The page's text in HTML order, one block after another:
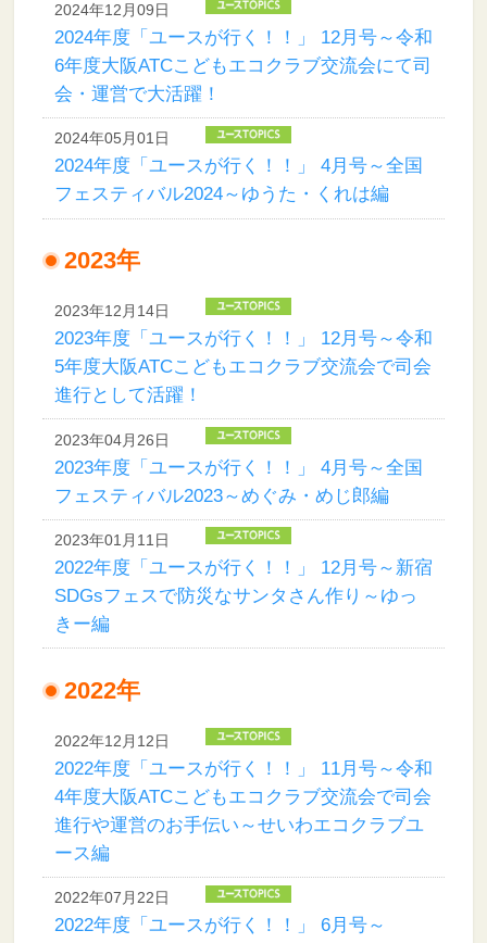
2024年12月09日
2024年度「ユースが行く！！」 12月号～令和
6年度大阪ATCこどもエコクラブ交流会にて司
会・運営で大活躍！
2024年05月01日
2024年度「ユースが行く！！」 4月号～全国
フェスティバル2024～ゆうた・くれは編
2023年
2023年12月14日
2023年度「ユースが行く！！」 12月号～令和
5年度大阪ATCこどもエコクラブ交流会で司会
進行として活躍！
2023年04月26日
2023年度「ユースが行く！！」 4月号～全国
フェスティバル2023～めぐみ・めじ郎編
2023年01月11日
2022年度「ユースが行く！！」 12月号～新宿
SDGsフェスで防災なサンタさん作り～ゆっ
きー編
2022年
2022年12月12日
2022年度「ユースが行く！！」 11月号～令和
4年度大阪ATCこどもエコクラブ交流会で司会
進行や運営のお手伝い～せいわエコクラブユ
ース編
2022年07月22日
2022年度「ユースが行く！！」 6月号～